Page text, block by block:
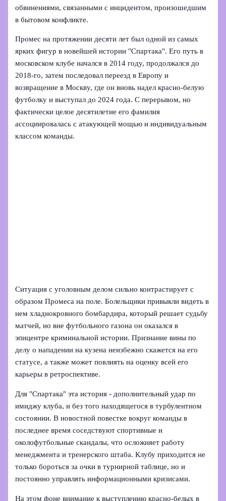
обвинениями, связанными с инцидентом, произошедшим
в бытовом конфликте.
Промес на протяжении десяти лет был одной из самых
ярких фигур в новейшей истории "Спартака". Его путь в
московском клубе начался в 2014 году, продолжался до
2018-го, затем последовал переезд в Европу и
возвращение в Москву, где он вновь надел красно-белую
футболку и выступал до 2024 года. С перерывом, но
фактически целое десятилетие его фамилия
ассоциировалась с атакующей мощью и индивидуальным
классом команды.
Ситуация с уголовным делом сильно контрастирует с
образом Промеса на поле. Болельщики привыкли видеть в
нем хладнокровного бомбардира, который решает судьбу
матчей, но вне футбольного газона он оказался в
эпицентре криминальной истории. Признание вины по
делу о нападении на кузена неизбежно скажется на его
статусе, а также может повлиять на оценку всей его
карьеры в ретроспективе.
Для "Спартака" эта история - дополнительный удар по
имиджу клуба, и без того находящегося в турбулентном
состоянии. В новостной повестке вокруг команды в
последнее время соседствуют спортивные и
околофутбольные скандалы, что осложняет работу
менеджмента и тренерского штаба. Клубу приходится не
только бороться за очки в турнирной таблице, но и
постоянно управлять информационными кризисами.
На этом фоне внимание к выступлению красно-белых в